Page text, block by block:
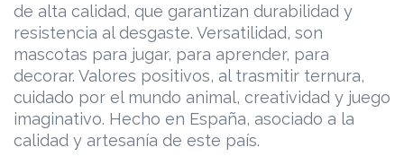
de alta calidad, que garantizan durabilidad y
resistencia al desgaste. Versatilidad, son
mascotas para jugar, para aprender, para
decorar. Valores positivos, al trasmitir ternura,
cuidado por el mundo animal, creatividad y juego
imaginativo. Hecho en España, asociado a la
calidad y artesanía de este país.